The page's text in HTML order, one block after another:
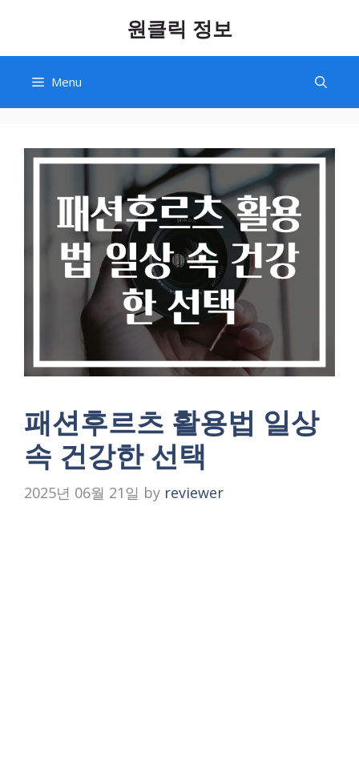
content
원클릭 정보
Menu
패션후르츠 활용법 일상
속 건강한 선택
2025년 06월 21일 by reviewer